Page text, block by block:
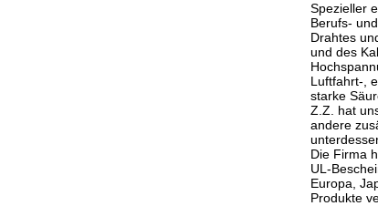
Spezieller
Berufs-
Drahtes
und des
Luftfahrt-,
starke
Z.Z. hat
andere
Die Firma
UL-
Europa,
Produkte